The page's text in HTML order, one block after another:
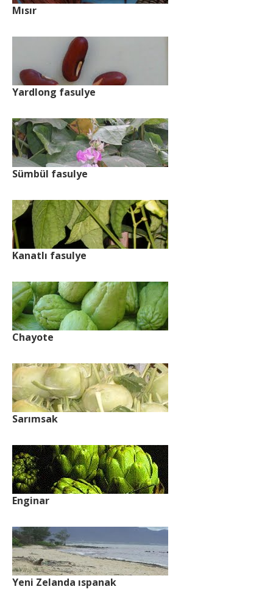
Mısır
Yardlong fasulye
Sümbül fasulye
Kanatlı fasulye
Chayote
Sarımsak
Enginar
Yeni Zelanda ıspanak